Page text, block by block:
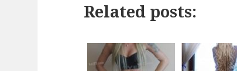
Related posts: